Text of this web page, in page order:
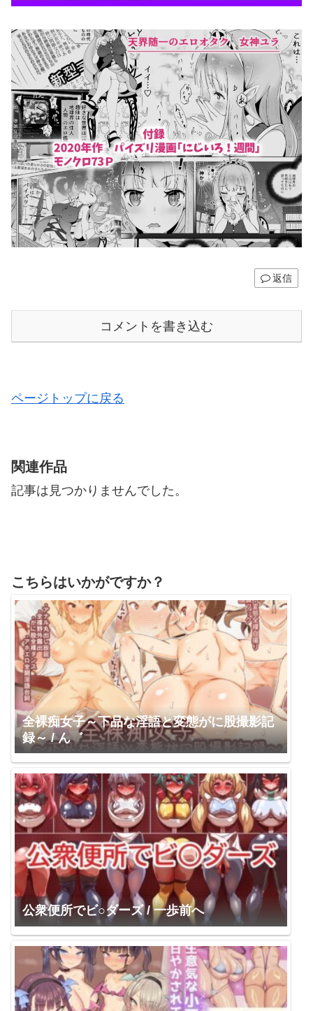
返信
コメントを書き込む
ページトップに戻る
関連作品
記事は見つかりませんでした。
こちらはいかがですか？
全裸痴女子～下品な淫語と変態がに股撮影記
録～ / ん゛
公衆便所でビ○ダーズ / 一歩前へ